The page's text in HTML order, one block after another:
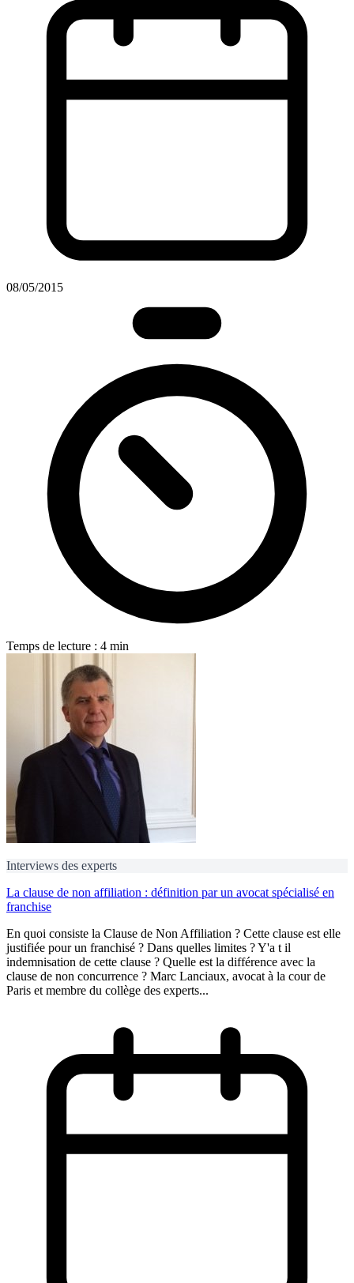
08/05/2015
Temps de lecture : 4 min
Interviews des experts
La clause de non affiliation : définition par un avocat spécialisé en
franchise
En quoi consiste la Clause de Non Affiliation ? Cette clause est elle
justifiée pour un franchisé ? Dans quelles limites ? Y'a t il
indemnisation de cette clause ? Quelle est la différence avec la
clause de non concurrence ? Marc Lanciaux, avocat à la cour de
Paris et membre du collège des experts...